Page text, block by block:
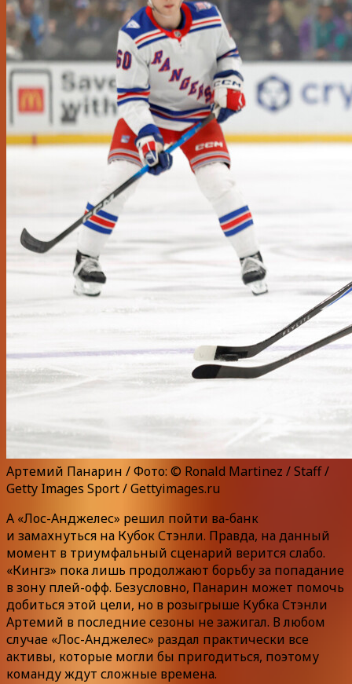
Артемий Панарин / Фото: © Ronald Martinez / Staff /
Getty Images Sport / Gettyimages.ru
А «Лос-Анджелес» решил пойти ва-банк
и замахнуться на Кубок Стэнли. Правда, на данный
момент в триумфальный сценарий верится слабо.
«Кингз» пока лишь продолжают борьбу за попадание
в зону плей-офф. Безусловно, Панарин может помочь
добиться этой цели, но в розыгрыше Кубка Стэнли
Артемий в последние сезоны не зажигал. В любом
случае «Лос-Анджелес» раздал практически все
активы, которые могли бы пригодиться, поэтому
команду ждут сложные времена.